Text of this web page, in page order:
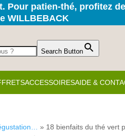
patien-thé, profitez
WILLBEBACK
Search Button
ACCESSOIRESAIDE &
» 18 bienfaits du thé vert